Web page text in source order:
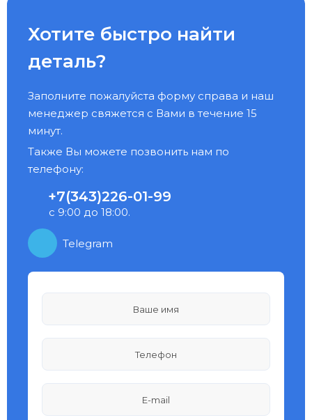
Хотите быстро найти
деталь?
Заполните пожалуйста форму справа и наш
менеджер свяжется с Вами в течение 15
минут.
Также Вы можете позвонить нам по
телефону:
+7(343)226-01-99
с 9:00 до 18:00.
Telegram